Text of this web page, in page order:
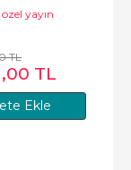
Ekle
YAYyayın
TL
,00 TL